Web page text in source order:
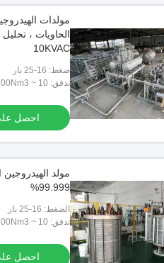
الصناعية بي / اس جي اس / من قانون
الأحوال المدنية / ISO الموافقة
احصل على افضل سعر
مولدات
10KVAC
ضغط: 16-25 بار
تدفق: 10 ~ 1300Nm3 / ساعة
احصل
مولد الهيدروجين
99.999%
الضغط: 16-25 بار
تدفق: 10 ~ 1300Nm3 / ساعة
احصل